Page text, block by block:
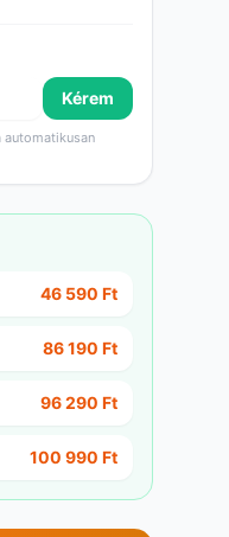
Kérem
automatikusan
46 590 Ft
86 190 Ft
96 290 Ft
100 990 Ft